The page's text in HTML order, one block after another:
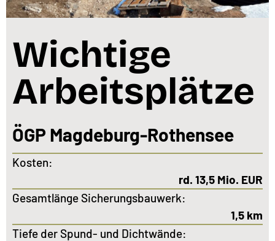
Wichtige
Arbeitsplätze
ÖGP Magdeburg-Rothensee
Kosten:
rd. 13,5 Mio. EUR
Gesamtlänge Sicherungsbauwerk:
1,5 km
Tiefe der Spund- und Dichtwände: